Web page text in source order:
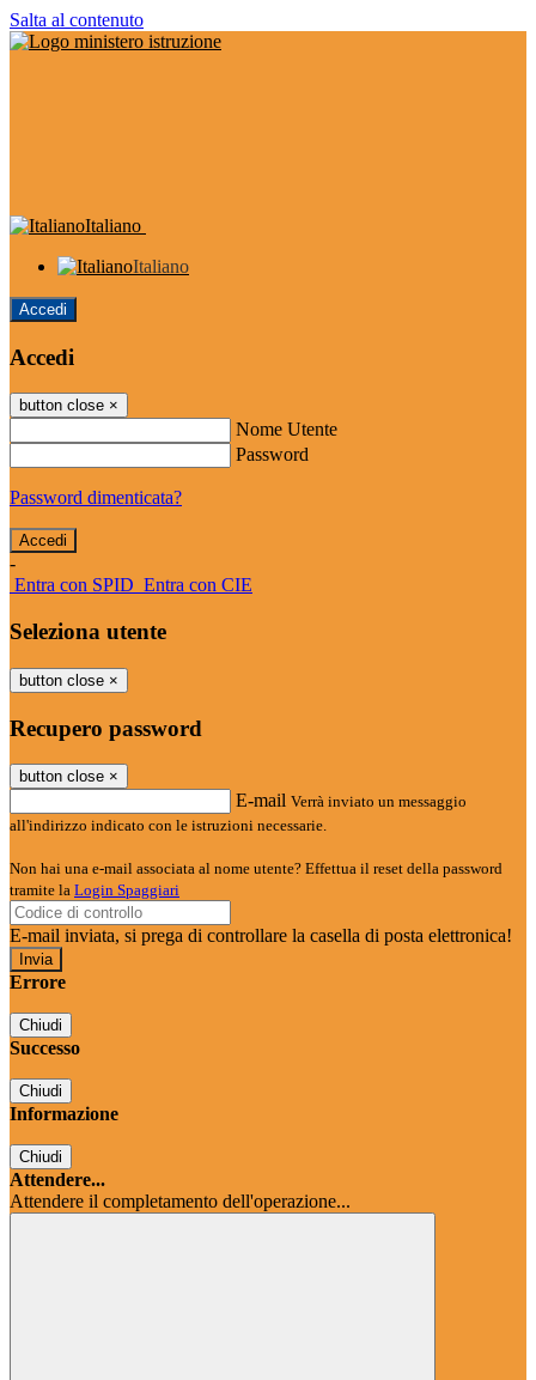
Salta al contenuto
Italiano
Italiano
Accedi
Accedi
button close ×
Nome Utente
Password
Password dimenticata?
-
Entra con SPID Entra con CIE
Seleziona utente
button close ×
Recupero password
button close ×
E-mail Verrà inviato un messaggio
all'indirizzo indicato con le istruzioni necessarie.
Non hai una e-mail associata al nome utente? Effettua il reset della password
tramite la Login Spaggiari
E-mail inviata, si prega di controllare la casella di posta elettronica!
Errore
Chiudi
Successo
Chiudi
Informazione
Chiudi
Attendere...
Attendere il completamento dell'operazione...